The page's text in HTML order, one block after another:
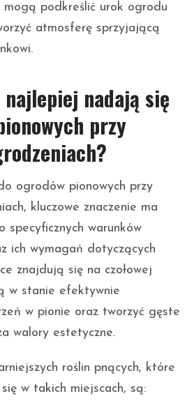
podkreślić urok ogrodu
atmosferę sprzyjającą
nadają się
przy
ogrodów pionowych przy
kluczowe znaczenie ma
specyficznych warunków
ich wymagań dotyczących
znajdują się na czołowej
w stanie efektywnie
w pionie oraz tworzyć gęste
walory estetyczne.
roślin pnących, które
w takich miejscach, są: